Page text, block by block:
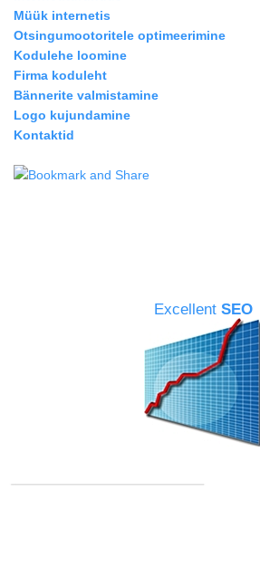
Müük internetis
Otsingumootoritele optimeerimine
Kodulehe loomine
Firma koduleht
Bännerite valmistamine
Logo kujundamine
Kontaktid
Excellent SEO